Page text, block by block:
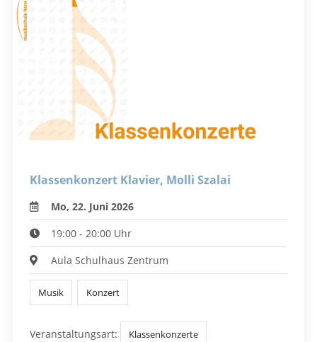
Klassenkonzert Klavier, Molli Szalai
Mo, 22. Juni 2026
19:00 - 20:00 Uhr
Aula Schulhaus Zentrum
Musik Konzert
Veranstaltungsart: Klassenkonzerte